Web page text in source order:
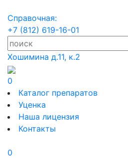
Справочная:
+7 (812) 619-16-01
Хошимина д.11, к.2
0
Каталог препаратов
Уценка
Наша лицензия
Контакты
0